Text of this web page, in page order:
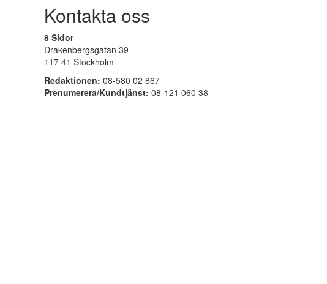
Kontakta oss
8 Sidor
Drakenbergsgatan 39
117 41 Stockholm
Redaktionen: 08-580 02 867
Prenumerera/Kundtjänst: 08-121 060 38